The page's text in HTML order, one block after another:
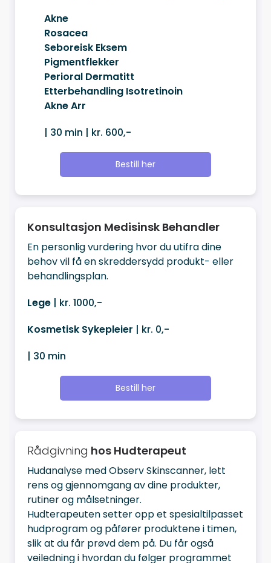
Akne
Rosacea
Seboreisk Eksem
Pigmentflekker
Perioral Dermatitt
Etterbehandling Isotretinoin
Akne Arr
| 30 min | kr. 600,-
Bestill her
Konsultasjon Medisinsk Behandler
En personlig vurdering hvor du utifra dine
behov vil få en skreddersydd produkt- eller
behandlingsplan.
Lege | kr. 1000,-
Kosmetisk Sykepleier | kr. 0,-
| 30 min
Bestill her
Rådgivning hos Hudterapeut
Hudanalyse med Observ Skinscanner, lett
rens og gjennomgang av dine produkter,
rutiner og målsetninger.
Hudterapeuten setter opp et spesialtilpasset
hudprogram og påfører produktene i timen,
slik at du får prøvd dem på. Du får også
veiledning i hvordan du følger programmet